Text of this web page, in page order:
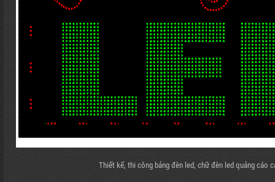
Thiết kế, thi công bảng đèn led, chữ đèn led quảng cáo